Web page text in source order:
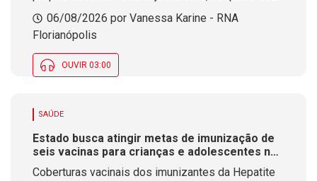
anos, a necessidade de duplicar mais de 500
quilômetros das rodovias federais que integram
06/08/2026 por Vanessa Karine - RNA
Florianópolis
OUVIR 03:00
SAÚDE
Estado busca atingir metas de imunização de
seis vacinas para crianças e adolescentes na
Campanha de Multivacinação
Coberturas vacinais dos imunizantes da Hepatite